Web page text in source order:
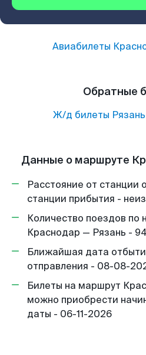
Авиабилеты
Обратные
Ж/д билеты Рязань
Данные о маршруте
Расстояние от станции
станции прибытия -
Количество поездов по
Краснодар — Рязань - 94
Ближайшая дата
отправления - 08-08-
Билеты на маршрут
можно приобрести
даты - 06-11-2026